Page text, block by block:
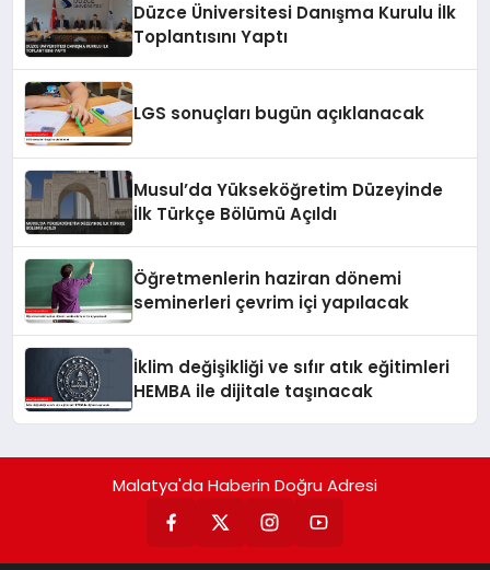
Düzce Üniversitesi Danışma Kurulu İlk
Toplantısını Yaptı
LGS sonuçları bugün açıklanacak
Musul’da Yükseköğretim Düzeyinde
İlk Türkçe Bölümü Açıldı
Öğretmenlerin haziran dönemi
seminerleri çevrim içi yapılacak
İklim değişikliği ve sıfır atık eğitimleri
HEMBA ile dijitale taşınacak
Malatya'da Haberin Doğru Adresi